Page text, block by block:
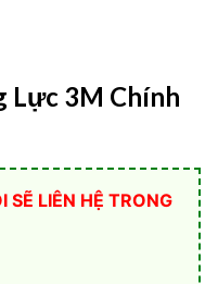
Lực 3M Chính